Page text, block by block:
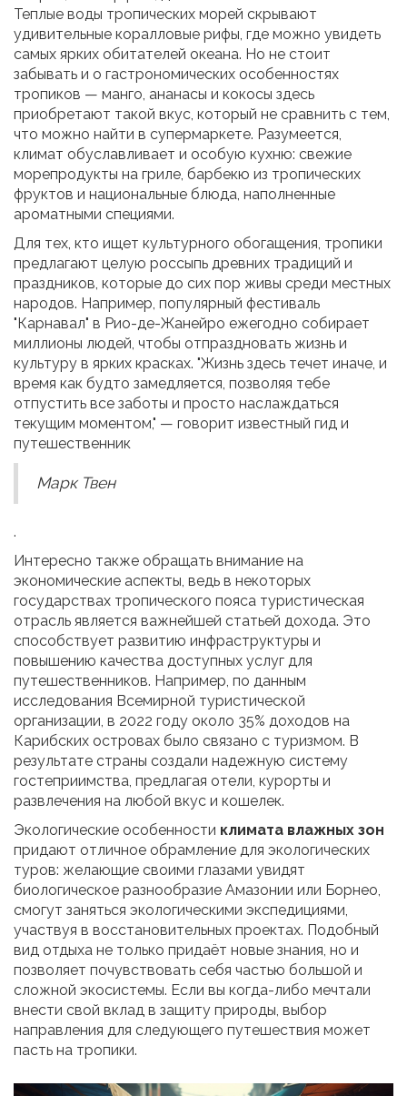
Теплые воды тропических морей скрывают
удивительные коралловые рифы, где можно увидеть
самых ярких обитателей океана. Но не стоит
забывать и о гастрономических особенностях
тропиков — манго, ананасы и кокосы здесь
приобретают такой вкус, который не сравнить с тем,
что можно найти в супермаркете. Разумеется,
климат обуславливает и особую кухню: свежие
морепродукты на гриле, барбекю из тропических
фруктов и национальные блюда, наполненные
ароматными специями.
Для тех, кто ищет культурного обогащения, тропики
предлагают целую россыпь древних традиций и
праздников, которые до сих пор живы среди местных
народов. Например, популярный фестиваль
"Карнавал" в Рио-де-Жанейро ежегодно собирает
миллионы людей, чтобы отпраздновать жизнь и
культуру в ярких красках. "Жизнь здесь течет иначе, и
время как будто замедляется, позволяя тебе
отпустить все заботы и просто наслаждаться
текущим моментом," — говорит известный гид и
путешественник
Марк Твен
.
Интересно также обращать внимание на
экономические аспекты, ведь в некоторых
государствах тропического пояса туристическая
отрасль является важнейшей статьей дохода. Это
способствует развитию инфраструктуры и
повышению качества доступных услуг для
путешественников. Например, по данным
исследования Всемирной туристической
организации, в 2022 году около 35% доходов на
Карибских островах было связано с туризмом. В
результате страны создали надежную систему
гостеприимства, предлагая отели, курорты и
развлечения на любой вкус и кошелек.
Экологические особенности климата влажных зон
придают отличное обрамление для экологических
туров: желающие своими глазами увидят
биологическое разнообразие Амазонии или Борнео,
смогут заняться экологическими экспедициями,
участвуя в восстановительных проектах. Подобный
вид отдыха не только придаёт новые знания, но и
позволяет почувствовать себя частью большой и
сложной экосистемы. Если вы когда-либо мечтали
внести свой вклад в защиту природы, выбор
направления для следующего путешествия может
пасть на тропики.